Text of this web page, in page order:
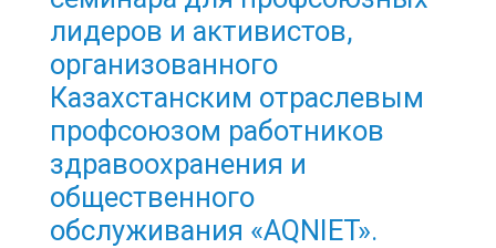
лидеров и активистов,
организованного
Казахстанским отраслевым
профсоюзом работников
здравоохранения и
общественного
обслуживания «AQNIET».